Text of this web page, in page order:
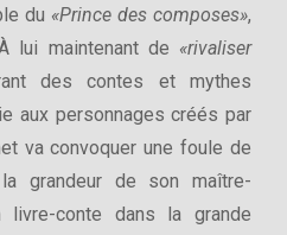
du «Prince des composes»,
lui maintenant de «rivaliser
des contes et mythes
aux personnages créés par
va convoquer une foule de
grandeur de son maître-
conte dans la grande